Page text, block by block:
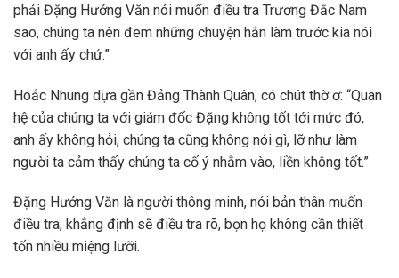
phải Đặng Hướng Văn nói muốn điều tra Trương Đắc Nam
sao, chúng ta nên đem những chuyện hắn làm trước kia nói
với anh ấy chứ.”
Hoắc Nhung dựa gần Đảng Thành Quân, có chút thờ ơ: “Quan
hệ của chúng ta với giám đốc Đặng không tốt tới mức đó,
anh ấy không hỏi, chúng ta cũng không nói gì, lỡ như làm
người ta cảm thấy chúng ta cố ý nhằm vào, liền không tốt.”
Đặng Hướng Văn là người thông minh, nói bản thân muốn
điều tra, khẳng định sẽ điều tra rõ, bọn họ không cần thiết
tốn nhiều miệng lưỡi.